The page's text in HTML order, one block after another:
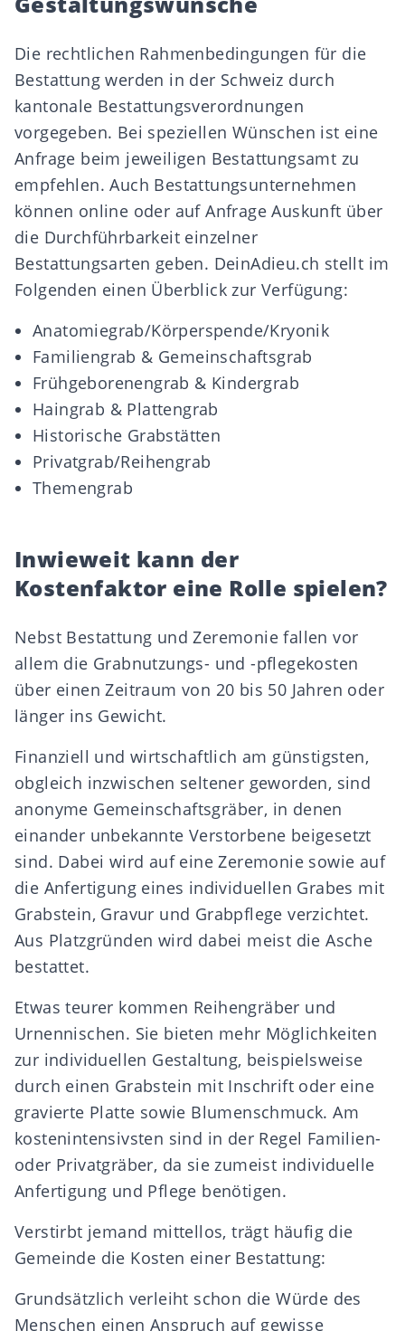
Die rechtlichen Rahmenbedingungen für die
Bestattung werden in der Schweiz durch
kantonale Bestattungsverordnungen
vorgegeben. Bei speziellen Wünschen ist eine
Anfrage beim jeweiligen Bestattungsamt zu
empfehlen. Auch Bestattungsunternehmen
können online oder auf Anfrage Auskunft über
die Durchführbarkeit einzelner
Bestattungsarten geben. DeinAdieu.ch stellt im
Folgenden einen Überblick zur Verfügung:
Anatomiegrab/Körperspende/Kryonik
Familiengrab & Gemeinschaftsgrab
Frühgeborenengrab & Kindergrab
Haingrab & Plattengrab
Historische Grabstätten
Privatgrab/Reihengrab
Themengrab
Inwieweit kann der
Kostenfaktor eine Rolle spielen?
Nebst Bestattung und Zeremonie fallen vor
allem die Grabnutzungs- und -pflegekosten
über einen Zeitraum von 20 bis 50 Jahren oder
länger ins Gewicht.
Finanziell und wirtschaftlich am günstigsten,
obgleich inzwischen seltener geworden, sind
anonyme Gemeinschaftsgräber, in denen
einander unbekannte Verstorbene beigesetzt
sind. Dabei wird auf eine Zeremonie sowie auf
die Anfertigung eines individuellen Grabes mit
Grabstein, Gravur und Grabpflege verzichtet.
Aus Platzgründen wird dabei meist die Asche
bestattet.
Etwas teurer kommen Reihengräber und
Urnennischen. Sie bieten mehr Möglichkeiten
zur individuellen Gestaltung, beispielsweise
durch einen Grabstein mit Inschrift oder eine
gravierte Platte sowie Blumenschmuck. Am
kostenintensivsten sind in der Regel Familien-
oder Privatgräber, da sie zumeist individuelle
Anfertigung und Pflege benötigen.
Verstirbt jemand mittellos, trägt häufig die
Gemeinde die Kosten einer Bestattung:
Grundsätzlich verleiht schon die Würde des
Menschen einen Anspruch auf gewisse